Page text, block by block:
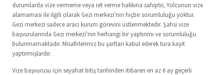
durumlarda vize vermeme veya ret verme hakkına sahiptir, Yolcunun vize
alamaması ile ilgili olarak Gezi merkezi'nin hiçbir sorumluluğu yoktur.
Gezi merkezi sadece aracı kurum görevini üstlenmektedir. Şahsi vize
başvurularında Gezi merkezi'nin herhangi bir yaptırımı ve sorumluluğu
bulunmamaktadır. Misafirlerimiz bu şartları kabul ederek tura kayıt
yaptırmışlardır.
Vize başvurusu için seyahat bitiş tarihinden itibaren en az 6 ay geçerli